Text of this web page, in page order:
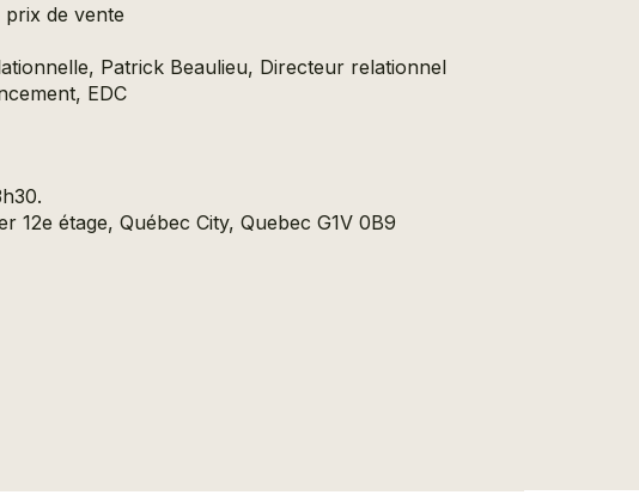
de vente
Patrick Beaulieu, Directeur relationnel
EDC
12e étage, Québec City, Quebec G1V 0B9